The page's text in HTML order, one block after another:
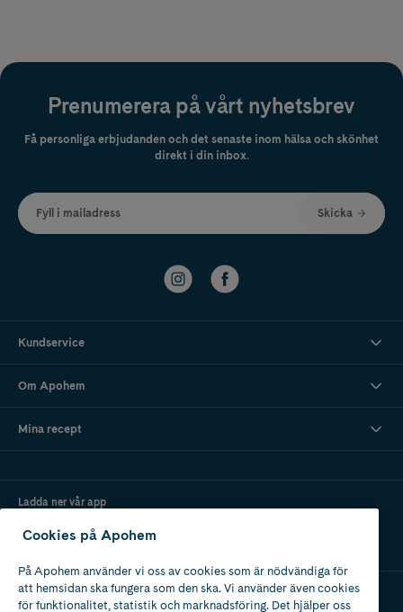
Prenumerera på vårt nyhetsbrev
Få personliga erbjudanden och det senaste inom hälsa och skönhet
direkt i din inbox.
Fyll i mailadress Skicka
Kundservice
Om Apohem
Mina recept
Ladda ner vår app
Cookies på Apohem
På Apohem använder vi oss av cookies som är nödvändiga för
att hemsidan ska fungera som den ska. Vi använder även cookies
för funktionalitet, statistik och marknadsföring. Det hjälper oss